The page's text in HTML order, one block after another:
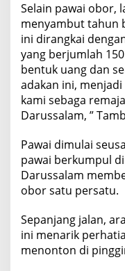
Selain pawai obor,
menyambut tahun
ini dirangkai
yang berjumlah
bentuk uang dan
adakan ini,
kami sebaga
Darussalam, ”
Pawai dimulai
pawai berkumpul
Darussalam
obor satu persatu.
Sepanjang jalan,
ini menarik
menonton di